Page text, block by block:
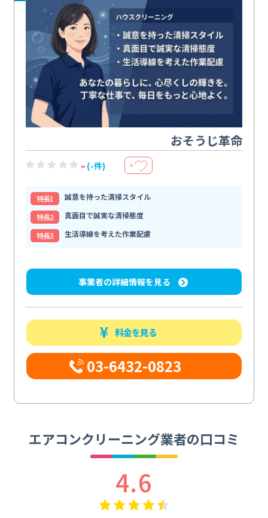
おそうじ革命
- (-件) ＋
特⻑1
誠意を持った清掃スタイル
特⻑2
真面目で誠実な清掃態度
特⻑3
生活導線を考えた作業配慮
事業者の詳細情報を見る
料金を見る
03-6432-0823
エアコンクリーニング業者の口コミ
4.6